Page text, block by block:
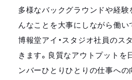
多様なバックグラウンドや経験
んなことを大事にしながら働い
博報堂アイ・スタジオ社員のス
きます。良質なアウトプットを
ンバーひとりひとりの仕事へ